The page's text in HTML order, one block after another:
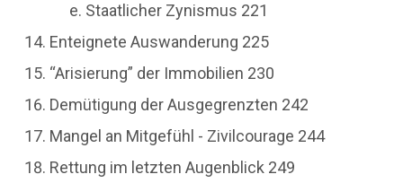
Staatlicher Zynismus 221
Enteignete Auswanderung 225
“Arisierung” der Immobilien 230
Demütigung der Ausgegrenzten 242
Mangel an Mitgefühl - Zivilcourage 244
Rettung im letzten Augenblick 249